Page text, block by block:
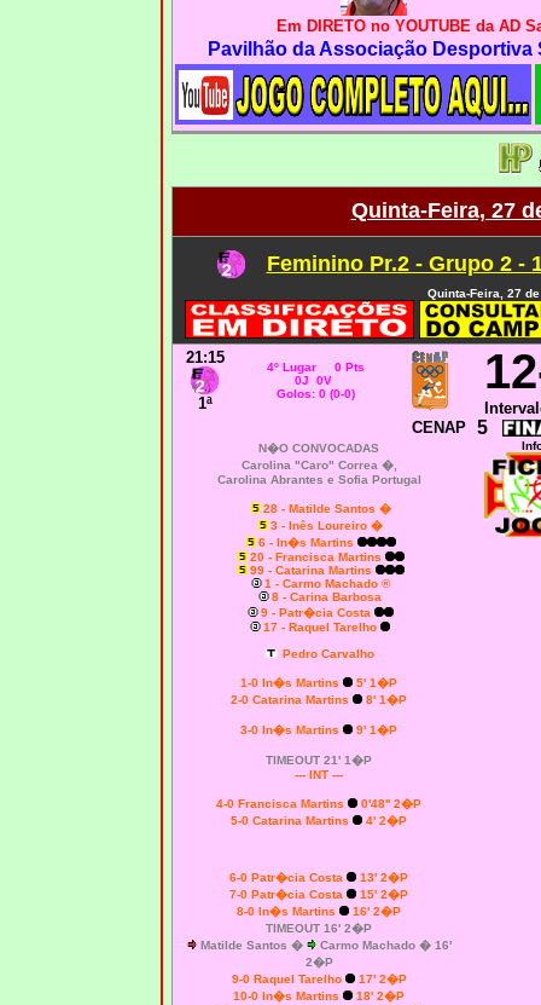
Em DIRETO no YOUTUBE da AD
Pavilhão da Associação
Quinta-Feira, 27
Feminino Pr.2 - Grupo 2 -
Quinta-Feira, 27
21:15
1ª
4º Lugar 0 Pts
0J 0V
Golos: 0 (0-0)
12
CENAP
5
N�O CONVOCADAS
Carolina "Caro" Correa �,
Carolina Abrantes e Sofia Portugal
28 - Matilde Santos �
3 - Inês Loureiro �
6 - In�s Martins
20 - Francisca Martins
99 - Catarina Martins
1 - Carmo Machado ®
8 - Carina Barbosa
9 - Patr�cia Costa
17 - Raquel Tarelho
Pedro Carvalho
1-0 In�s Martins
5' 1�P
2-0 Catarina Martins
8' 1�P
3-0 In�s Martins 9' 1�P
TIMEOUT 21' 1�P
--- INT ---
4-0 Francisca Martins
0'48'' 2�P
5-0 Catarina Martins
4' 2�P
6-0 Patr�cia Costa
13' 2�P
7-0 Patr�cia Costa
15' 2�P
8-0 In�s Martins
16' 2�P
TIMEOUT 16' 2�P
Matilde Santos �
Carmo Machado � 16'
2�P
9-0 Raquel Tarelho
17' 2�P
10-0 In�s Martins
18' 2�P